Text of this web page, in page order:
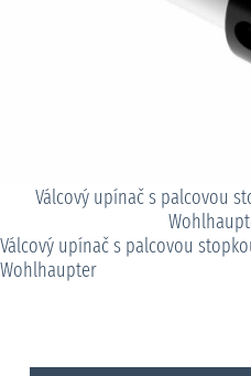
Válcový upínač s palcovou
Válcový upínač s palcovou
Wohlhaupter